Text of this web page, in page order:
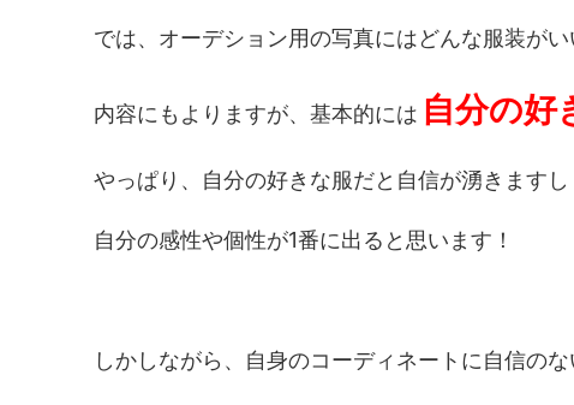
では、オーデション用の写真にはどんな服装がい
内容にもよりますが、基本的には 自分の好
やっぱり、自分の好きな服だと自信が湧きますし
自分の感性や個性が1番に出ると思います！
しかしながら、自身のコーディネートに自信のな